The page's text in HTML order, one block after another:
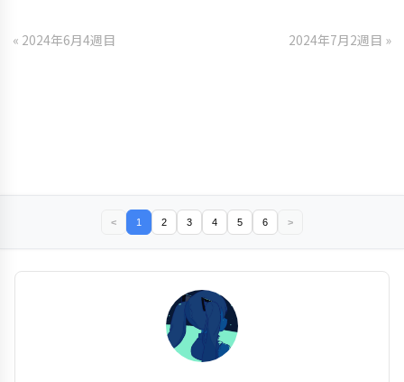
« 2024年6月4週目 2024年7月2週目 »
< 1 2 3 4 5 6 >